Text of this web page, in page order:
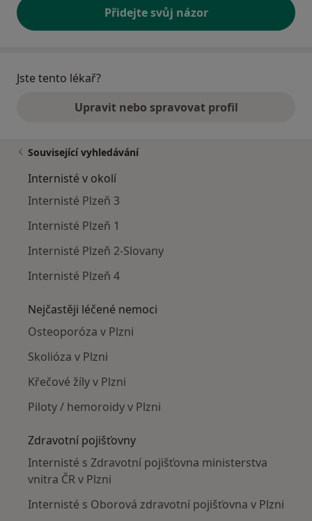
Přidejte svůj názor
Jste tento lékař?
Upravit nebo spravovat profil
Související vyhledávání
Internisté v okolí
Internisté Plzeň 3
Internisté Plzeň 1
Internisté Plzeň 2-Slovany
Internisté Plzeň 4
Nejčastěji léčené nemoci
Osteoporóza v Plzni
Skolióza v Plzni
Křečové žíly v Plzni
Piloty / hemoroidy v Plzni
Zdravotní pojišťovny
Internisté s Zdravotní pojišťovna ministerstva
vnitra ČR v Plzni
Internisté s Oborová zdravotní pojišťovna v Plzni